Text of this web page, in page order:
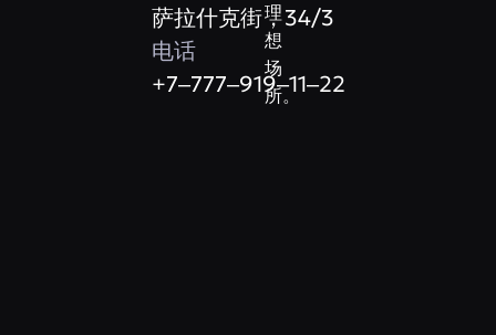
理
想
场
所。
萨拉什克街，34/3
电话
+7‒777‒919‒11‒22